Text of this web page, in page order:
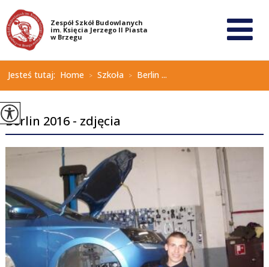
Jesteś tutaj: Home > Szkoła > Berlin ...
Berlin 2016 - zdjęcia